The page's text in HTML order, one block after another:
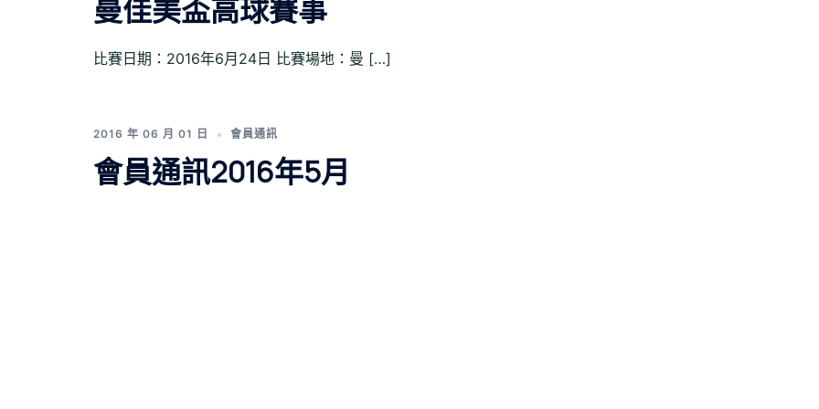
曼佳美盃高球賽事
比賽日期：2016年6月24日 比賽場地：曼 […]
2016 年 06 月 01 日 會員通訊
會員通訊2016年5月